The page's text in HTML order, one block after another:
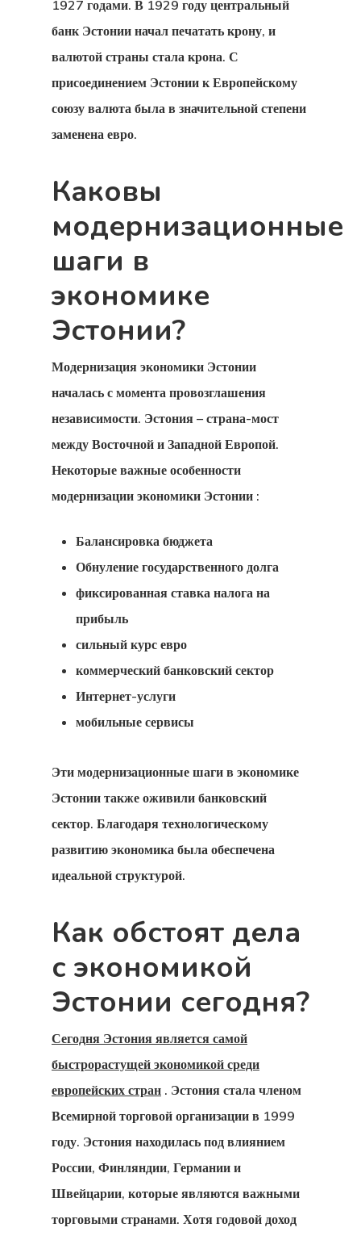
1927 годами. В 1929 году центральный
банк Эстонии начал печатать крону, и
валютой страны стала крона. С
присоединением Эстонии к Европейскому
союзу валюта была в значительной степени
заменена евро.
Каковы
модернизационные
шаги в
экономике
Эстонии?
Модернизация экономики Эстонии
началась с момента провозглашения
независимости. Эстония – страна-мост
между Восточной и Западной Европой.
Некоторые важные особенности
модернизации экономики Эстонии :
Балансировка бюджета
Обнуление государственного долга
фиксированная ставка налога на
прибыль
сильный курс евро
коммерческий банковский сектор
Интернет-услуги
мобильные сервисы
Эти модернизационные шаги в экономике
Эстонии также оживили банковский
сектор. Благодаря технологическому
развитию экономика была обеспечена
идеальной структурой.
Как обстоят дела
с экономикой
Эстонии сегодня?
Сегодня Эстония является самой
быстрорастущей экономикой среди
европейских стран . Эстония стала членом
Всемирной торговой организации в 1999
году. Эстония находилась под влиянием
России, Финляндии, Германии и
Швейцарии, которые являются важными
торговыми странами. Хотя годовой доход
GDPR
Блог
Греции
Золотая
Вид На
Жительство
Разрешение
Работу В
Европейском
Союзе
ЕС —
Страны Вы
Имеете
Запрос На
Заявка На
Заявление
Агентства
Клиентский
Портал
Соглашение